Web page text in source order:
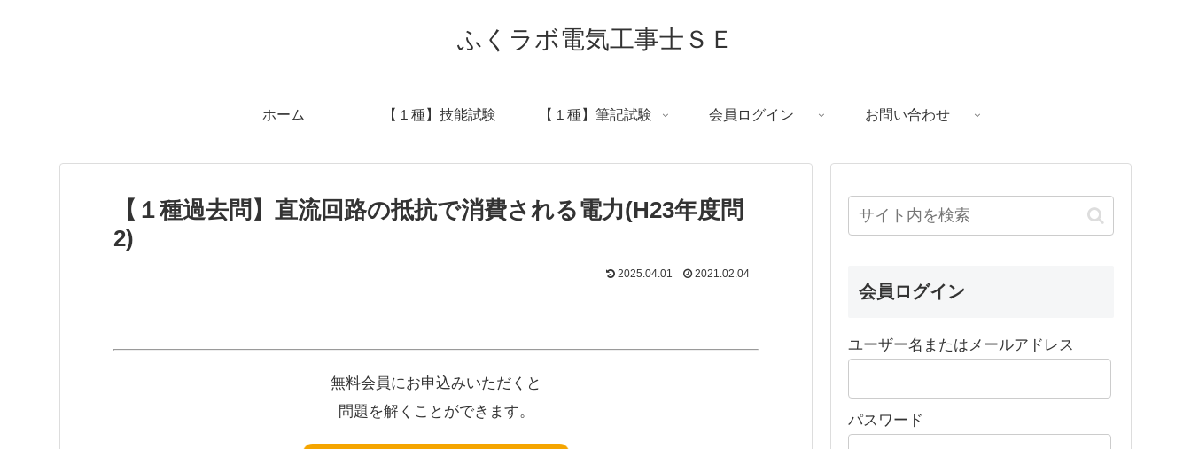
ふくラボ電気工事士ＳＥ
ホーム 【１種】技能試験 【１種】筆記試験 会員ログイン お問い合わせ
【１種過去問】直流回路の抵抗で消費される電力(H23年度問
2)
2025.04.01 2021.02.04
無料会員にお申込みいただくと
問題を解くことができます。
会員ログイン
ユーザー名またはメールアドレス
パスワード